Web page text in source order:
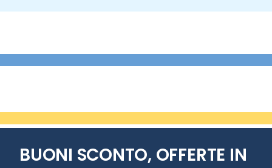
BUONI SCONTO, OFFERTE IN